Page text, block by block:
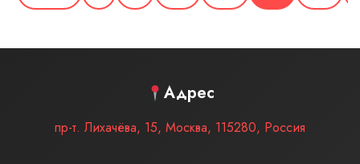
Адрес
пр-т. Лихачёва, 15, Москва, 115280, Россия